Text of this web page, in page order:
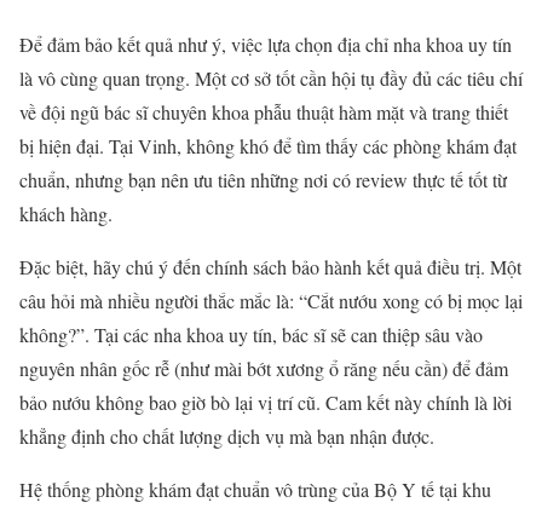
Để đảm bảo kết quả như ý, việc lựa chọn địa chỉ nha khoa uy tín
là vô cùng quan trọng. Một cơ sở tốt cần hội tụ đầy đủ các tiêu chí
về đội ngũ bác sĩ chuyên khoa phẫu thuật hàm mặt và trang thiết
bị hiện đại. Tại Vinh, không khó để tìm thấy các phòng khám đạt
chuẩn, nhưng bạn nên ưu tiên những nơi có review thực tế tốt từ
khách hàng.
Đặc biệt, hãy chú ý đến chính sách bảo hành kết quả điều trị. Một
câu hỏi mà nhiều người thắc mắc là: “Cắt nướu xong có bị mọc lại
không?”. Tại các nha khoa uy tín, bác sĩ sẽ can thiệp sâu vào
nguyên nhân gốc rễ (như mài bớt xương ổ răng nếu cần) để đảm
bảo nướu không bao giờ bò lại vị trí cũ. Cam kết này chính là lời
khẳng định cho chất lượng dịch vụ mà bạn nhận được.
Hệ thống phòng khám đạt chuẩn vô trùng của Bộ Y tế tại khu